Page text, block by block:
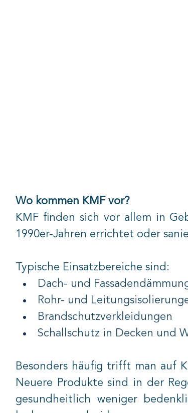
Wo kommen KMF vor?
KMF finden sich vor allem in
1990er-Jahren errichtet oder
Typische Einsatzbereiche sind:
Dach- und
Rohr- und
Brandschutzverkleidungen
Schallschutz in Decken und
Besonders häufig trifft man auf
Neuere Produkte sind in der
gesundheitlich weniger